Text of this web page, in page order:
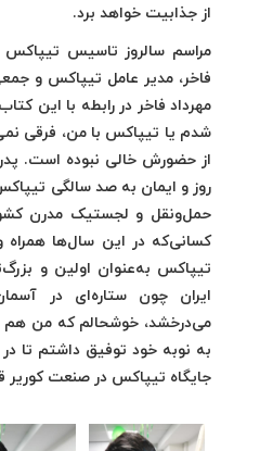
از جذابیت خواهد برد.
مراسم سالروز تاسیس تیپاکس
فاخر، مدیر عامل تیپاکس و
مهرداد فاخر در رابطه با این
شدم یا تیپاکس با من، فرقی
روز و ایمان به صد سالگی
حمل‌ونقل و لجستیک مدرن
کسانی‌که در این سال‌ها همراه
تیپاکس به‌عنوان اولین و
ایران چون ستاره‌ای در
می‌درخشد، خوشحالم که من
به نوبه خود توفیق داشتم تا
جایگاه تیپاکس در صنعت کوریر